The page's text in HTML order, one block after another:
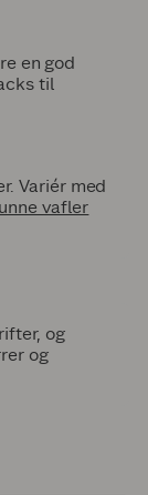
en god
til
Variér med
vafler
og
og